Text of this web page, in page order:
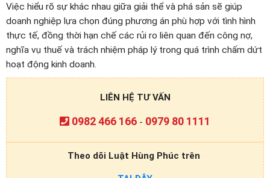
Việc hiểu rõ sự khác nhau giữa giải thể và phá sản sẽ giúp
doanh nghiệp lựa chọn đúng phương án phù hợp với tình hình
thực tế, đồng thời hạn chế các rủi ro liên quan đến công nợ,
nghĩa vụ thuế và trách nhiệm pháp lý trong quá trình chấm dứt
hoạt động kinh doanh.
LIÊN HỆ TƯ VẤN
0982 466 166 - 0979 80 1111
Theo dõi Luật Hùng Phúc trên